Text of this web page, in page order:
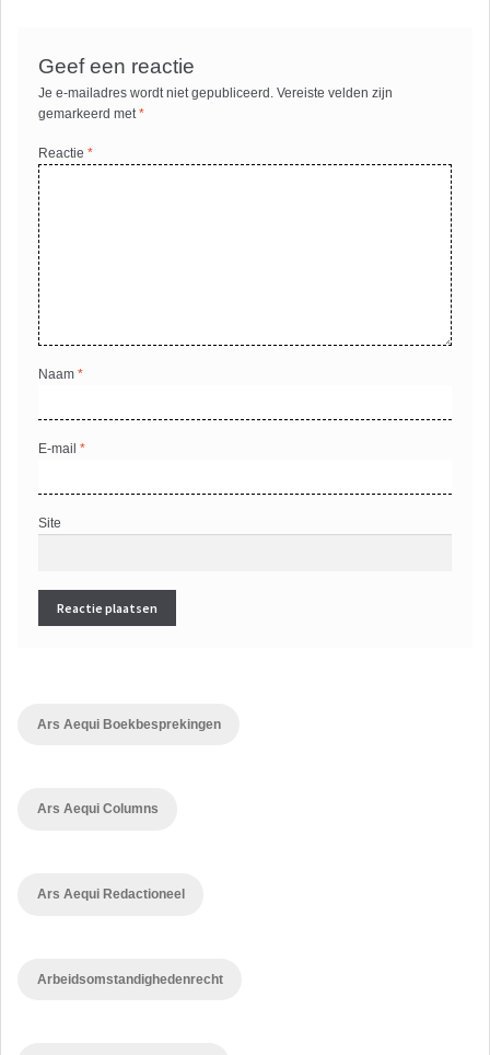
Geef een reactie
Je e-mailadres wordt niet gepubliceerd. Vereiste velden zijn
gemarkeerd met*
Reactie*
Naam*
E-mail*
Site
Ars Aequi Boekbesprekingen
Ars Aequi Columns
Ars Aequi Redactioneel
Arbeidsomstandighedenrecht